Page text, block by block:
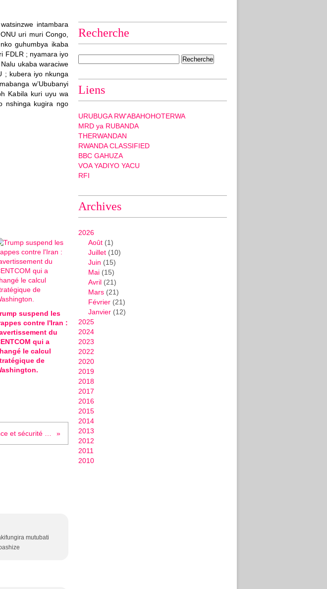
intambara
uri muri Congo,
guhumbya ikaba
FDLR ; nyamara iyo
ukaba waraciwe
; kubera iyo nkunga
w’Ububanyi
Kabila kuri uyu wa
nshinga kugira ngo
suspend les
contre l'Iran :
du
qui a
le calcul
de
mutubati
Recherche
Liens
URUBUGA RW'ABAHOHOTERWA
MRD ya RUBANDA
THERWANDAN
RWANDA CLASSIFIED
BBC GAHUZA
VOA YADIYO YACU
RFI
Archives
2026
Août (1)
Juillet (10)
Juin (15)
Mai (15)
Avril (21)
Mars (21)
Février (21)
Janvier (12)
2025
2024
2023
2022
2020
2019
2018
2017
2016
2015
2014
2013
2012
2011
2010